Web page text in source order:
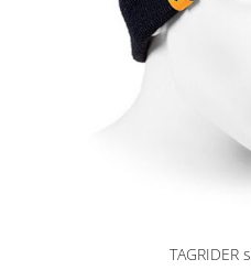
TAGRIDER